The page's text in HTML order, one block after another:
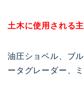
土木に使用される
油圧ショベル、ブ
ータグレーダー、